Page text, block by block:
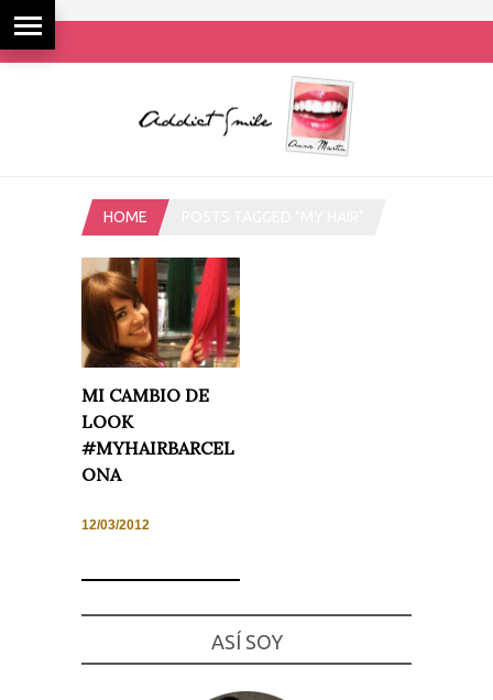
HOME
MI CAMBIO DE
LOOK
#MYHAIRBARCEL
ONA
12/03/2012
ASÍ SOY
Necesarias